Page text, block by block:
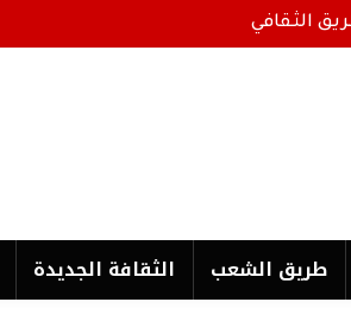
الثقافي
طریق الشعب الثقافة الجدیدة